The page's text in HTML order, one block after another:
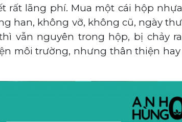
lãng phí. Mua một cái hộp
han, không vỡ, không cũ, ngày
vẫn nguyên trong hộp, bị chảy
môi trường, nhưng thân thiện